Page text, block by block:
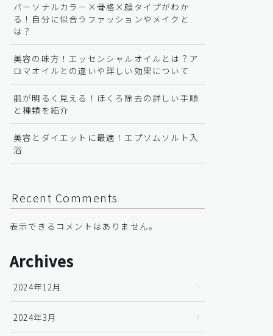
パーソナルカラー×骨格×顔タイプがわか
る！自分に似合うファッションやメイクと
は？
美容の味方！エッセンシャルオイルとは？ア
ロマオイルとの違いや詳しい効果について
肌が明るく見える！ほくろ除去の詳しい手順
と種類を紹介
美容とダイエットに最適！エプソムソルト入
浴
Recent Comments
表示できるコメントはありません。
Archives
2024年12月
2024年3月